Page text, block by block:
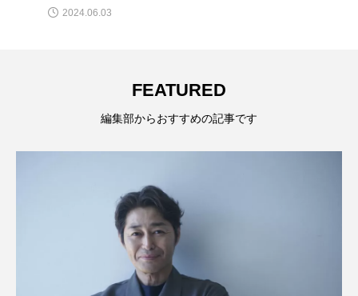
2024.06.03
FEATURED
編集部からおすすめの記事です